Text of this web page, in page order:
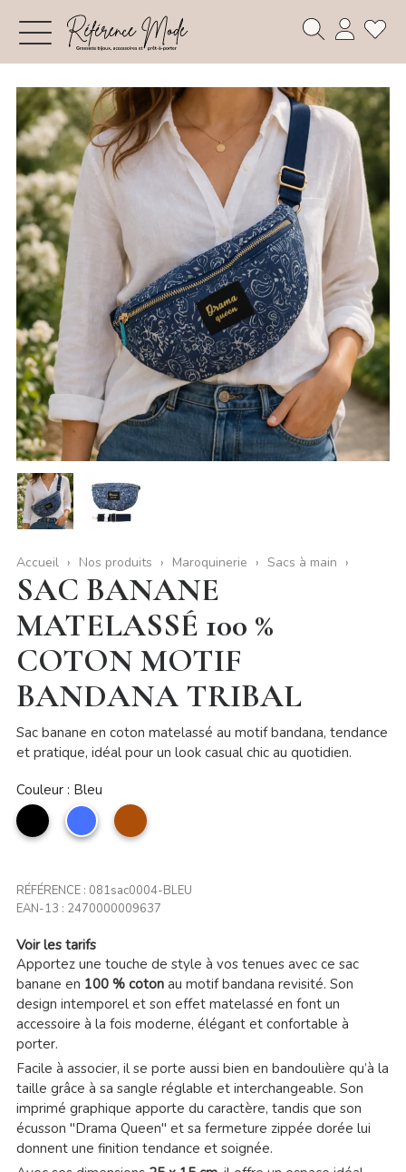
Accueil Nos produits Maroquinerie Sacs à main
SAC BANANE
MATELASSÉ 100 %
COTON MOTIF
BANDANA TRIBAL
Sac banane en coton matelassé au motif bandana, tendance
et pratique, idéal pour un look casual chic au quotidien.
Couleur : Bleu
noir Bleu Fauve
RÉFÉRENCE : 081sac0004-BLEU
EAN-13 : 2470000009637
Voir les tarifs
Apportez une touche de style à vos tenues avec ce sac
banane en 100 % cotonau motif bandana revisité. Son
design intemporel et son effet matelassé en font un
accessoire à la fois moderne, élégant et confortable à
porter.
Facile à associer, il se porte aussi bien en bandoulière qu’à la
taille grâce à sa sangle réglable et interchangeable. Son
imprimé graphique apporte du caractère, tandis que son
écusson "Drama Queen" et sa fermeture zippée dorée lui
donnent une finition tendance et soignée.